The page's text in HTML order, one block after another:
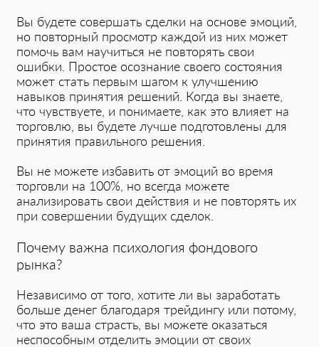
Вы будете совершать сделки на основе эмоций,
но повторный просмотр каждой из них может
помочь вам научиться не повторять свои
ошибки. Простое осознание своего состояния
может стать первым шагом к улучшению
навыков принятия решений. Когда вы знаете,
что чувствуете, и понимаете, как это влияет на
торговлю, вы будете лучше подготовлены для
принятия правильного решения.
Вы не можете избавить от эмоций во время
торговли на 100%, но всегда можете
анализировать свои действия и не повторять их
при совершении будущих сделок.
Почему важна психология фондового
рынка?
Независимо от того, хотите ли вы заработать
больше денег благодаря трейдингу или потому,
что это ваша страсть, вы можете оказаться
неспособным отделить эмоции от своих